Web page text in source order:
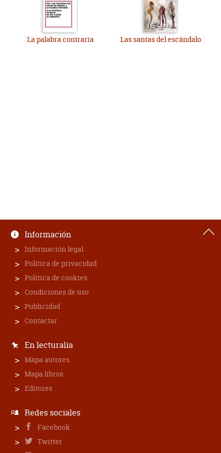
La palabra contraria Las santas del escándalo
Información
Información legal
Política de privacidad
Política de cookies
Condiciones de uso
Publicidad
Contactar
En lecturalia
Mapa autores
Mapa libros
Editores
Redes sociales
Facebook
Twitter